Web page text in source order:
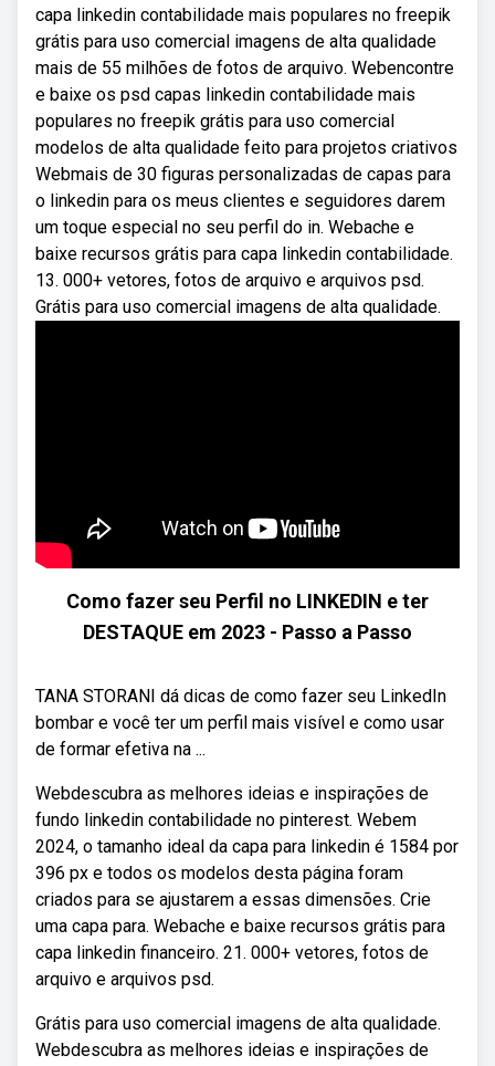
capa linkedin contabilidade mais populares no freepik
grátis para uso comercial imagens de alta qualidade
mais de 55 milhões de fotos de arquivo. Webencontre
e baixe os psd capas linkedin contabilidade mais
populares no freepik grátis para uso comercial
modelos de alta qualidade feito para projetos criativos
Webmais de 30 figuras personalizadas de capas para
o linkedin para os meus clientes e seguidores darem
um toque especial no seu perfil do in. Webache e
baixe recursos grátis para capa linkedin contabilidade.
13. 000+ vetores, fotos de arquivo e arquivos psd.
Grátis para uso comercial imagens de alta qualidade.
Como fazer seu Perfil no LINKEDIN e ter
DESTAQUE em 2023 - Passo a Passo
TANA STORANI dá dicas de como fazer seu LinkedIn
bombar e você ter um perfil mais visível e como usar
de formar efetiva na ...
Webdescubra as melhores ideias e inspirações de
fundo linkedin contabilidade no pinterest. Webem
2024, o tamanho ideal da capa para linkedin é 1584 por
396 px e todos os modelos desta página foram
criados para se ajustarem a essas dimensões. Crie
uma capa para. Webache e baixe recursos grátis para
capa linkedin financeiro. 21. 000+ vetores, fotos de
arquivo e arquivos psd.
Grátis para uso comercial imagens de alta qualidade.
Webdescubra as melhores ideias e inspirações de